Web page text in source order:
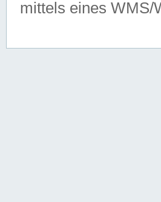
mittels eines WMS/